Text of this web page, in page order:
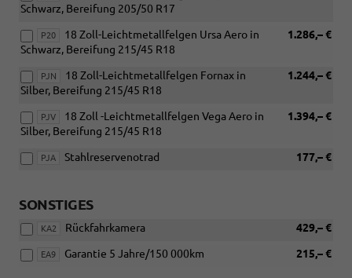
Schwarz, Bereifung 205/50 R17
P20 1.286,– €
18 Zoll-Leichtmetallfelgen Ursa Aero in
Schwarz, Bereifung 215/45 R18
PJN 1.244,– €
18 Zoll-Leichtmetallfelgen Fornax in
Silber, Bereifung 215/45 R18
PJV 1.394,– €
18 Zoll -Leichtmetallfelgen Vega Aero in
Silber, Bereifung 215/45 R18
PJA 177,– €
Stahlreservenotrad
SONSTIGES
KA2 429,– €
Rückfahrkamera
EA9 215,– €
Garantie 5 Jahre/150 000km